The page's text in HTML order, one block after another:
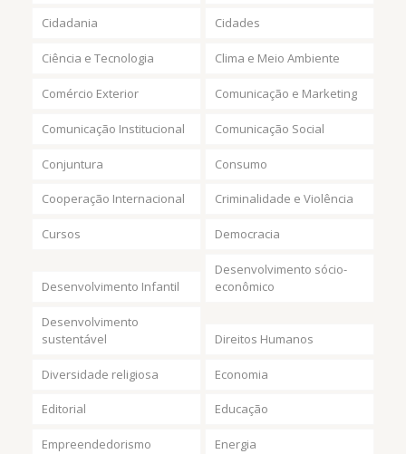
Cidadania Cidades
Ciência e Tecnologia Clima e Meio Ambiente
Comércio Exterior Comunicação e Marketing
Comunicação Institucional Comunicação Social
Conjuntura Consumo
Cooperação Internacional Criminalidade e Violência
Cursos Democracia
Desenvolvimento Infantil
Desenvolvimento sócio-
econômico
Desenvolvimento
sustentável
Direitos Humanos
Diversidade religiosa Economia
Editorial Educação
Empreendedorismo Energia